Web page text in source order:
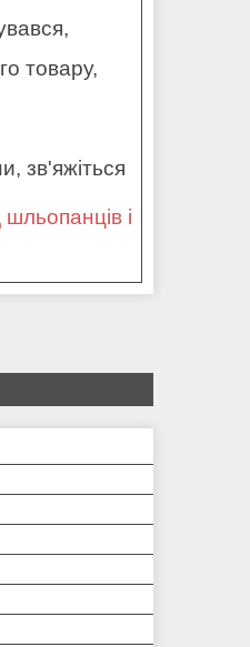
товару,
зв'яжіться
і